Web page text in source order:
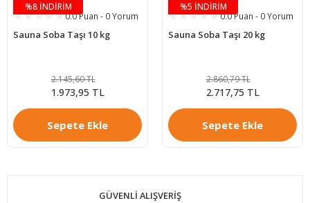
%8 İNDİRİM
0.0 Puan - 0 Yorum
Sauna Soba Taşı 10 kg
2.145,60 TL
1.973,95 TL
Sepete Ekle
%5 İNDİRİM
0.0 Puan - 0 Yorum
Sauna Soba Taşı 20 kg
2.860,79 TL
2.717,75 TL
Sepete Ekle
GÜVENLİ ALIŞVERİŞ